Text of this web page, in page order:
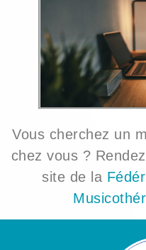
Vous cherchez un
chez vous ?
site de la